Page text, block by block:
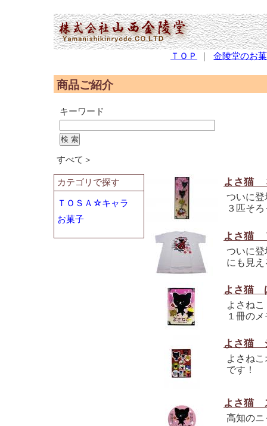
ＴＯＰ ｜ 金陵堂のお
商品ご紹介
キーワード
すべて＞
カテゴリで探す
ＴＯＳＡ☆キャラ
お菓子
よさ猫
ついに
３匹そ
よさ猫
ついに
にも見
よさ猫
よさね
１冊の
よさ猫
よさね
です！
よさ猫
高知の